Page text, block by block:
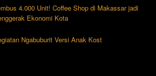
4.000 Unit! Coffee Shop di Makassar jadi
Ekonomi Kota
Ngabuburit Versi Anak Kost